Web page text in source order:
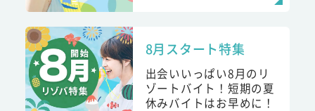
8月スタート特集
出会いいっぱい8月のリ
ゾートバイト！短期の夏
休みバイトはお早めに！